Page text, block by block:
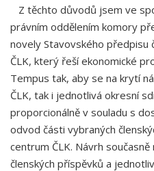
Z těchto důvodů jsem ve
právním oddělením komory
novely Stavovského předpisu
ČLK, který řeší ekonomické
Tempus tak, aby se na krytí
ČLK, tak i jednotlivá okresní
proporcionálně v souladu s
odvod části vybraných
centrum ČLK. Návrh
členských příspěvků a